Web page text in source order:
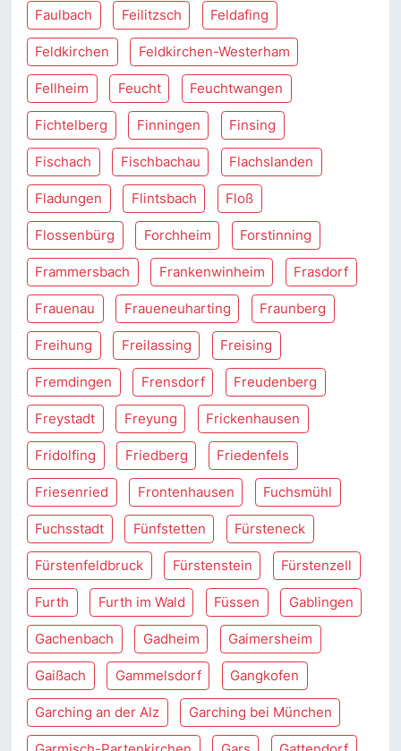
Faulbach Feilitzsch Feldafing
Feldkirchen Feldkirchen-Westerham
Fellheim Feucht Feuchtwangen
Fichtelberg Finningen Finsing
Fischach Fischbachau Flachslanden
Fladungen Flintsbach Floß
Flossenbürg Forchheim Forstinning
Frammersbach Frankenwinheim Frasdorf
Frauenau Fraueneuharting Fraunberg
Freihung Freilassing Freising
Fremdingen Frensdorf Freudenberg
Freystadt Freyung Frickenhausen
Fridolfing Friedberg Friedenfels
Friesenried Frontenhausen Fuchsmühl
Fuchsstadt Fünfstetten Fürsteneck
Fürstenfeldbruck Fürstenstein Fürstenzell
Furth Furth im Wald Füssen Gablingen
Gachenbach Gadheim Gaimersheim
Gaißach Gammelsdorf Gangkofen
Garching an der Alz Garching bei München